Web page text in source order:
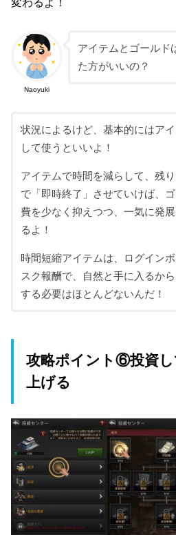
Naoyuki
アイテムとゴールド
た方がいいの？
状況によるけど、基本的にはア
して使うといいよ！
アイテムで時間を減らして、残
で「即時終了」させていけば、
費を少なく抑えつつ、一気に発
るよ！
時間短縮アイテムは、ログイン
スク報酬で、自然と手に入るか
する必要はほとんどないんだ！
攻略ポイント⑥投資
上げる